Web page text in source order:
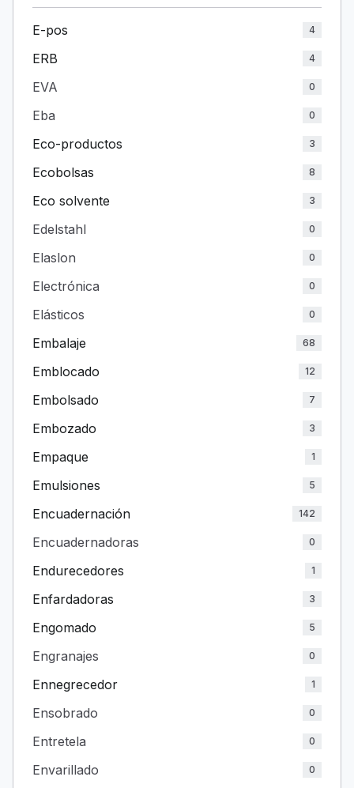
E-pos 4
ERB 4
EVA 0
Eba 0
Eco-productos 3
Ecobolsas 8
Eco solvente 3
Edelstahl 0
Elaslon 0
Electrónica 0
Elásticos 0
Embalaje 68
Emblocado 12
Embolsado 7
Embozado 3
Empaque 1
Emulsiones 5
Encuadernación 142
Encuadernadoras 0
Endurecedores 1
Enfardadoras 3
Engomado 5
Engranajes 0
Ennegrecedor 1
Ensobrado 0
Entretela 0
Envarillado 0